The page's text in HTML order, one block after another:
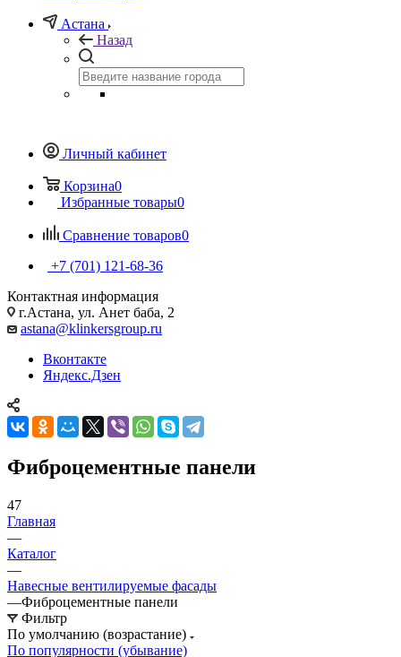
Астана
Назад
Личный кабинет
Корзина0
Избранные товары0
Сравнение товаров0
+7 (701) 121-68-36
Контактная информация
г.Астана, ул. Анет баба, 2
astana@klinkersgroup.ru
Вконтакте
Яндекс.Дзен
Фиброцементные панели
47
Главная
—
Каталог
—
Навесные вентилируемые фасады
—Фиброцементные панели
Фильтр
По умолчанию (возрастание)
По популярности (убывание)